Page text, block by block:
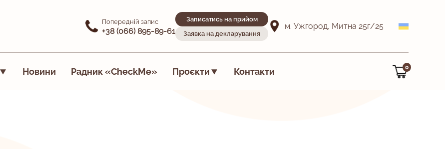
Попередній запис
+38 (066) 895-89-61
Записатись на прийом
Заявка на декларування
м. Ужгород, Митна 25г/25
Новини Радник «CheckMe» Проєкти Контакти 0